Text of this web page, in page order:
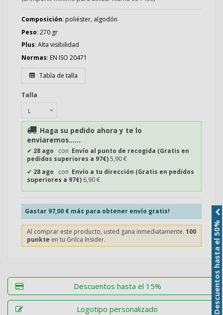
Composición: poliéster, algodón
Peso: 270 gr
Plus: Alta visibilidad
Normas: EN ISO 20471
Tabla de talla
Talla
Haga su pedido ahora y te lo
enviaremos......
✔ 28 ago con Envío al punto de recogida (Gratis en
pedidos superiores a 97€)5,90 €
✔ 28 ago con Envío a tu dirección (Gratis en pedidos
superiores a 97€) 6,90 €
Gastar 97,00 € más para obtener envío gratis!
Al comprar este producto, usted gana inmediatamente. 100
punkte en tu Grilca Insider.
Descuentos hasta el 15%
Logotipo personalizado Descuentos hasta el 50%